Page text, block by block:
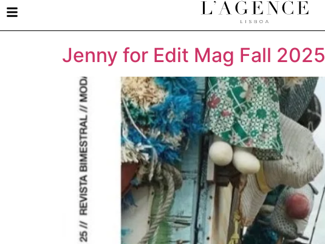
Jenny for Edit Mag Fall 2025